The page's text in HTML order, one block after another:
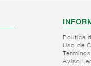
Política
Uso de
Aviso